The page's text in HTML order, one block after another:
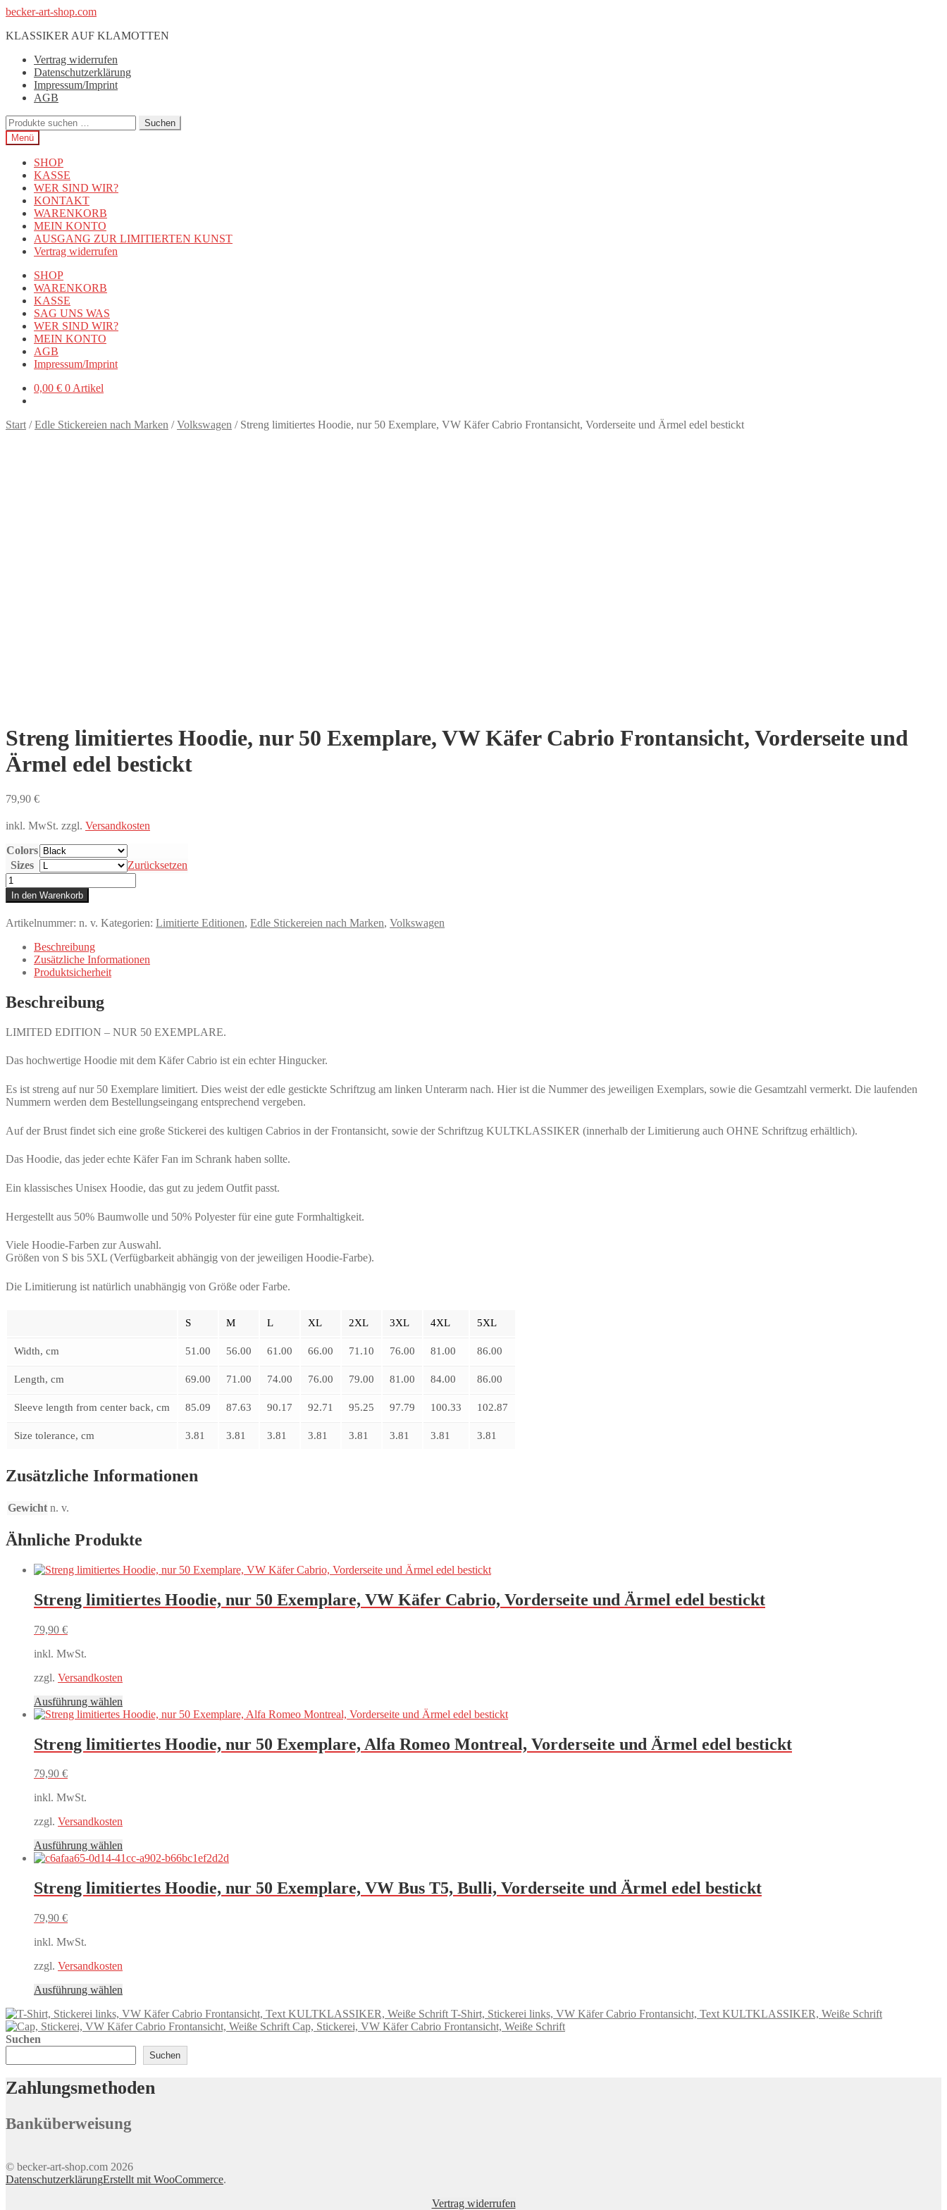
Zur
springen
Zum
springen
becker-art-shop.com
KLASSIKER AUF KLAMOTTEN
Vertrag widerrufen
Datenschutzerklärung
Impressum/Imprint
AGB
Suchen
nach:
Suchen
Menü
SHOP
KASSE
WER SIND WIR?
KONTAKT
WARENKORB
MEIN KONTO
AUSGANG ZUR LIMITIERTEN KUNST
Vertrag widerrufen
SHOP
WARENKORB
KASSE
SAG UNS WAS
WER SIND WIR?
MEIN KONTO
AGB
Impressum/Imprint
0,00 € 0 Artikel
Start /Edle Stickereien nach Marken /Volkswagen / Streng limitiertes Hoodie, nur 50 Exemplare, VW Käfer Cabrio Frontansicht, Vorderseite und Ärmel edel bestickt
Streng limitiertes Hoodie, nur 50 Exemplare, VW Käfer Cabrio Frontansicht, Vorderseite und
Ärmel edel bestickt
79,90 €
inkl. MwSt. zzgl. Versandkosten
Colors
Sizes
Zurücksetzen
Streng
limitiertes
Hoodie,
nur
50
Exemplare,
Cabrio
Vorderseite
Ärmel
bestickt
In den Warenkorb
Artikelnummer: n. v. Kategorien: Limitierte Editionen, Edle Stickereien nach Marken, Volkswagen
Beschreibung
Zusätzliche Informationen
Produktsicherheit
Beschreibung
LIMITED EDITION – NUR 50 EXEMPLARE.
Das hochwertige Hoodie mit dem Käfer Cabrio ist ein echter Hingucker.
Es ist streng auf nur 50 Exemplare limitiert. Dies weist der edle gestickte Schriftzug am linken Unterarm nach. Hier ist die Nummer des jeweiligen Exemplars, sowie die Gesamtzahl vermerkt. Die laufenden
Nummern werden dem Bestellungseingang entsprechend vergeben.
Auf der Brust findet sich eine große Stickerei des kultigen Cabrios in der Frontansicht, sowie der Schriftzug KULTKLASSIKER (innerhalb der Limitierung auch OHNE Schriftzug erhältlich).
Das Hoodie, das jeder echte Käfer Fan im Schrank haben sollte.
Ein klassisches Unisex Hoodie, das gut zu jedem Outfit passt.
Hergestellt aus 50% Baumwolle und 50% Polyester für eine gute Formhaltigkeit.
Viele Hoodie-Farben zur Auswahl.
Größen von S bis 5XL (Verfügbarkeit abhängig von der jeweiligen Hoodie-Farbe).
Die Limitierung ist natürlich unabhängig von Größe oder Farbe.
S M L XL 2XL 3XL 4XL 5XL
Width, cm 51.00 56.00 61.00 66.00 71.10 76.00 81.00 86.00
Length, cm 69.00 71.00 74.00 76.00 79.00 81.00 84.00 86.00
Sleeve length from center back, cm 85.09 87.63 90.17 92.71 95.25 97.79 100.33 102.87
Size tolerance, cm 3.81 3.81 3.81 3.81 3.81 3.81 3.81 3.81
Zusätzliche Informationen
Gewicht n. v.
Ähnliche Produkte
Streng limitiertes Hoodie, nur 50 Exemplare, VW Käfer Cabrio, Vorderseite und Ärmel edel bestickt
79,90 €
inkl. MwSt.
zzgl. Versandkosten
Ausführung wählen
Produkt
mehrere
Varianten
der
gewählt
werden
Streng limitiertes Hoodie, nur 50 Exemplare, Alfa Romeo Montreal, Vorderseite und Ärmel edel bestickt
79,90 €
inkl. MwSt.
zzgl. Versandkosten
Ausführung wählen
Produkt
mehrere
Varianten
der
gewählt
werden
Streng limitiertes Hoodie, nur 50 Exemplare, VW Bus T5, Bulli, Vorderseite und Ärmel edel bestickt
79,90 €
inkl. MwSt.
zzgl. Versandkosten
Ausführung wählen
weist
mehrere
Die
können
Produktseite
T-Shirt, Stickerei links, VW Käfer Cabrio Frontansicht, Text KULTKLASSIKER, Weiße Schrift
Cap, Stickerei, VW Käfer Cabrio Frontansicht, Weiße Schrift
Suchen
Suchen
Zahlungsmethoden
Banküberweisung
© becker-art-shop.com 2026
DatenschutzerklärungErstellt mit WooCommerce.
Vertrag widerrufen